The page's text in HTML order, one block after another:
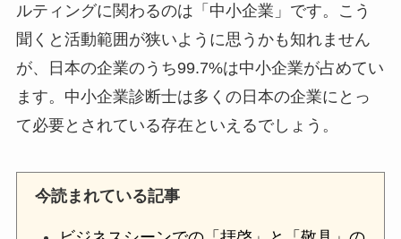
ルティングに関わるのは「中小企業」です。こう
聞くと活動範囲が狭いように思うかも知れません
が、
日本の企業のうち99.7%は中小企業が占めてい
ます。中小企業診断士は多くの日本の企業にとっ
て必要とされている存在といえるでしょう。
今読まれている記事